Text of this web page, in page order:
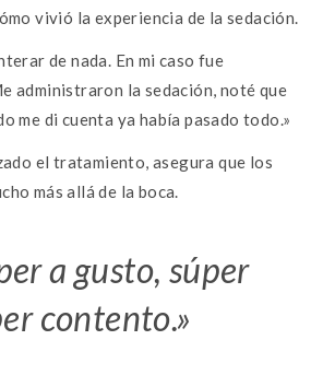
vivió la experiencia de la sedación.
de nada. En mi caso fue
administraron la sedación, noté que
me di cuenta ya había pasado todo.»
el tratamiento, asegura que los
más allá de la boca.
a gusto, súper
contento.»